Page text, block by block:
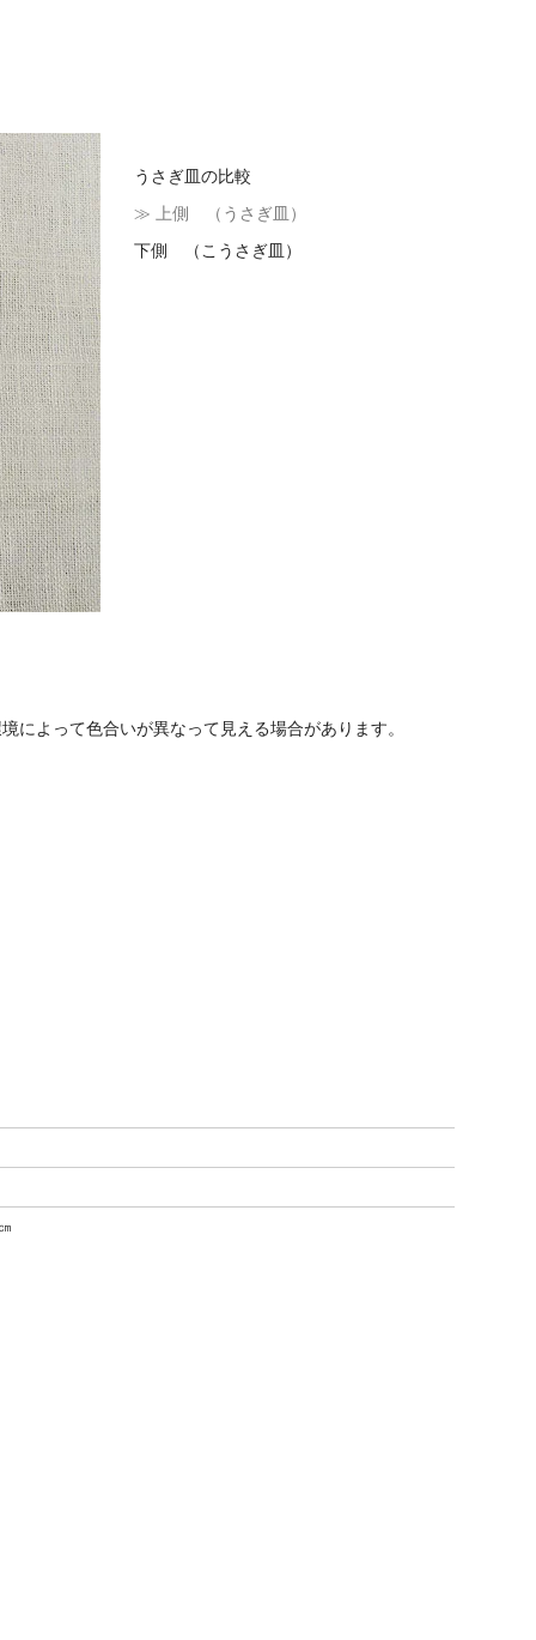
うさぎ皿の比較
≫ 上側 （うさぎ皿）
下側 （こうさぎ皿）
よって色合いが異なって見える場合があります。